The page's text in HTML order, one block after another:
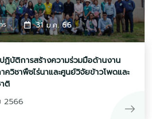
ร 31 ม.ค. 66
ปฏิบัติการสร้างความร่วมมือด้านงาน
ควิชาพืชไร่นาและศูนย์วิจัยข้าวโพดและ
ติ
2566